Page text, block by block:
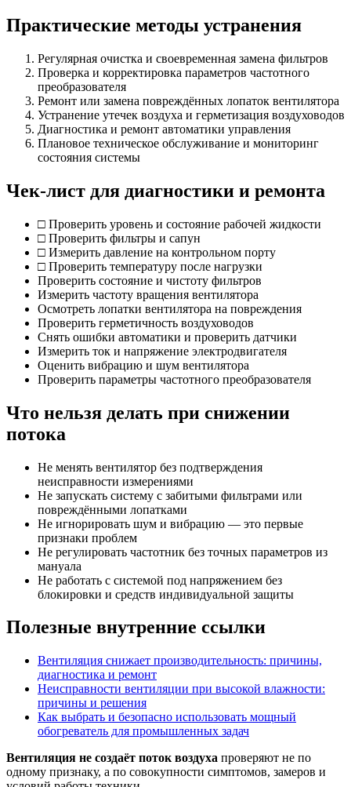
Практические методы устранения
Регулярная очистка и своевременная замена фильтров
Проверка и корректировка параметров частотного
преобразователя
Ремонт или замена повреждённых лопаток вентилятора
Устранение утечек воздуха и герметизация воздуховодов
Диагностика и ремонт автоматики управления
Плановое техническое обслуживание и мониторинг
состояния системы
Чек-лист для диагностики и ремонта
□ Проверить уровень и состояние рабочей жидкости
□ Проверить фильтры и сапун
□ Измерить давление на контрольном порту
□ Проверить температуру после нагрузки
Проверить состояние и чистоту фильтров
Измерить частоту вращения вентилятора
Осмотреть лопатки вентилятора на повреждения
Проверить герметичность воздуховодов
Снять ошибки автоматики и проверить датчики
Измерить ток и напряжение электродвигателя
Оценить вибрацию и шум вентилятора
Проверить параметры частотного преобразователя
Что нельзя делать при снижении
потока
Не менять вентилятор без подтверждения
неисправности измерениями
Не запускать систему с забитыми фильтрами или
повреждёнными лопатками
Не игнорировать шум и вибрацию — это первые
признаки проблем
Не регулировать частотник без точных параметров из
мануала
Не работать с системой под напряжением без
блокировки и средств индивидуальной защиты
Полезные внутренние ссылки
Вентиляция снижает производительность: причины,
диагностика и ремонт
Неисправности вентиляции при высокой влажности:
причины и решения
Как выбрать и безопасно использовать мощный
обогреватель для промышленных задач
Вентиляция не создаёт поток воздуха проверяют не по
одному признаку, а по совокупности симптомов, замеров и